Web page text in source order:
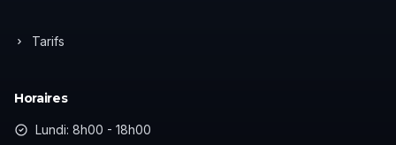
Tarifs
Horaires
Lundi: 8h00 - 18h00